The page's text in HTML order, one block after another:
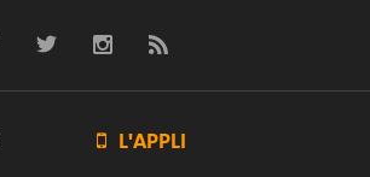
 L'APPLI